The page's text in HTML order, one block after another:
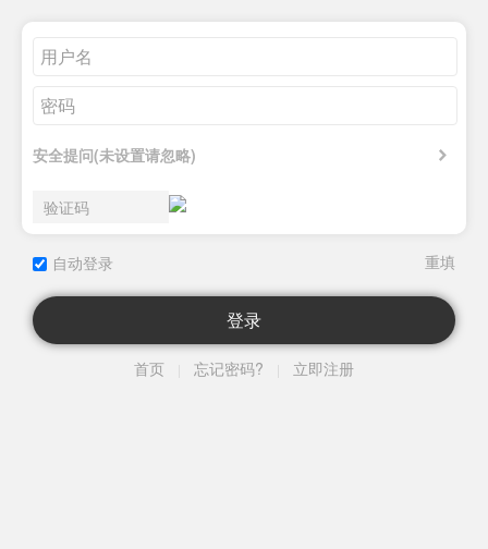
安全提问(未设置请忽略)
自动登录
登录
首页 忘记密码? 立即注册